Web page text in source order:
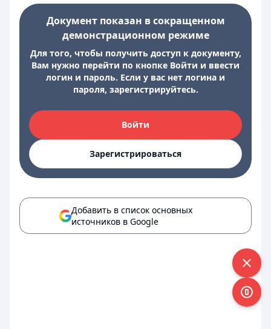
Документ показан в сокращенном
демонстрационном режиме
Для того, чтобы получить доступ к документу,
Вам нужно перейти по кнопке Войти и ввести
логин и пароль. Если у вас нет логина и
пароля, зарегистрируйтесь.
Войти
Зарегистрироваться
Добавить в список основных
источников в Google